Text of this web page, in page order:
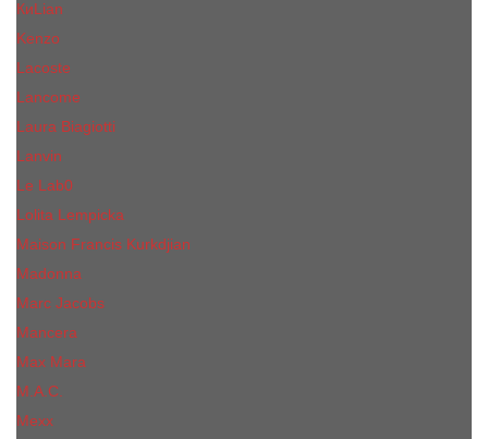
КиLian
Kenzo
Lacoste
Lancome
Laura Biagiotti
Lanvin
Lе Lab0
Lolita Lempicka
Maison Francis Kurkdjian
Madonna
Marc Jacobs
Mancera
Max Mara
M.А.C.
Mexx